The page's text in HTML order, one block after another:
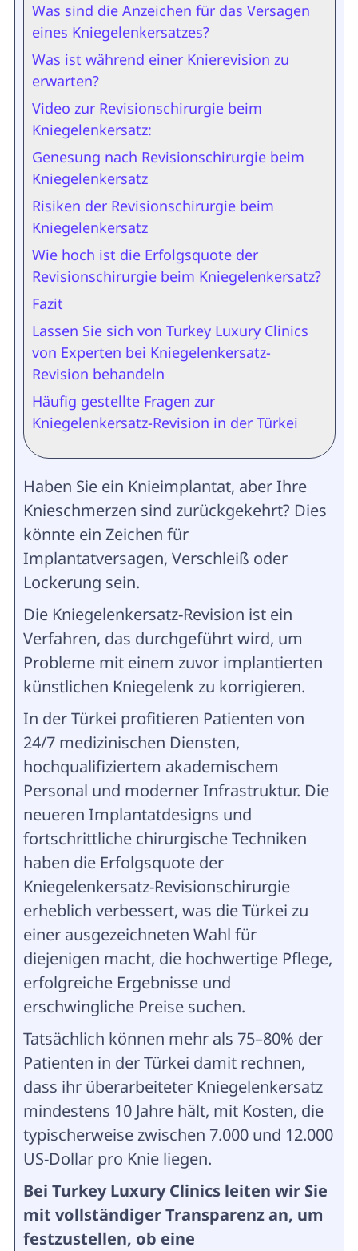
Was sind die Anzeichen für das Versagen
eines Kniegelenkersatzes?
Was ist während einer Knierevision zu
erwarten?
Video zur Revisionschirurgie beim
Kniegelenkersatz:
Genesung nach Revisionschirurgie beim
Kniegelenkersatz
Risiken der Revisionschirurgie beim
Kniegelenkersatz
Wie hoch ist die Erfolgsquote der
Revisionschirurgie beim Kniegelenkersatz?
Fazit
Lassen Sie sich von Turkey Luxury Clinics
von Experten bei Kniegelenkersatz-
Revision behandeln
Häufig gestellte Fragen zur
Kniegelenkersatz-Revision in der Türkei
Haben Sie ein Knieimplantat, aber Ihre
Knieschmerzen sind zurückgekehrt? Dies
könnte ein Zeichen für
Implantatversagen, Verschleiß oder
Lockerung sein.
Die Kniegelenkersatz-Revision ist ein
Verfahren, das durchgeführt wird, um
Probleme mit einem zuvor implantierten
künstlichen Kniegelenk zu korrigieren.
In der Türkei profitieren Patienten von
24/7 medizinischen Diensten,
hochqualifiziertem akademischem
Personal und moderner Infrastruktur. Die
neueren Implantatdesigns und
fortschrittliche chirurgische Techniken
haben die Erfolgsquote der
Kniegelenkersatz-Revisionschirurgie
erheblich verbessert, was die Türkei zu
einer ausgezeichneten Wahl für
diejenigen macht, die hochwertige Pflege,
erfolgreiche Ergebnisse und
erschwingliche Preise suchen.
Tatsächlich können mehr als 75–80% der
Patienten in der Türkei damit rechnen,
dass ihr überarbeiteter Kniegelenkersatz
mindestens 10 Jahre hält, mit Kosten, die
typischerweise zwischen 7.000 und 12.000
US-Dollar pro Knie liegen.
Bei Turkey Luxury Clinics leiten wir Sie
mit vollständiger Transparenz an, um
festzustellen, ob eine